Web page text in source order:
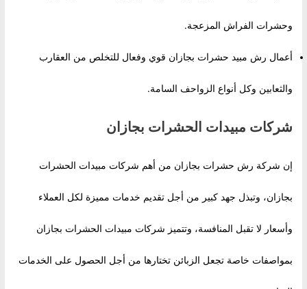
وحشرات الفراش المزعجة.
أعمال رش مبيد حشرات بجازان قوي وفعال للتخلص من العقارب
والثعابين وكل أنواع الزواحف السامة.
شركات مبيدات الحشرات بجازان
إن شركة رش حشرات بجازان من أهم شركات مبيدات الحشرات
بجازان، وتبذل جهد كبير من أجل تقديم خدمات مميزة لكل العملاء
وأسعار لا تقبل المنافسة، وتتميز شركات مبيدات الحشرات بجازان
بمواصفات خاصة تجعل الزبائن تختارها من أجل الحصول على الخدمات